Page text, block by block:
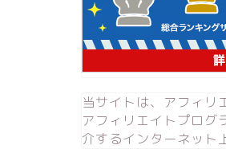
当サイトは、アフィリ
アフィリエイトプログ
介するインターネット